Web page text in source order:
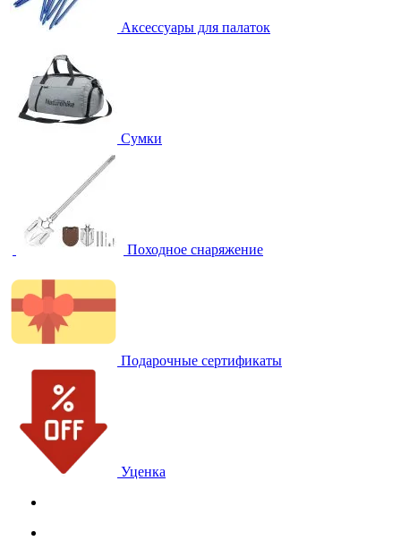
Аксессуары для палаток
Сумки
Походное снаряжение
Подарочные сертификаты
Уценка